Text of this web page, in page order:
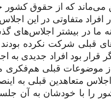
می‌ماند که از حقوق کشور
افراد متفاوتی در این
ما در بیشتر اجلاس‌های
قبلی شرکت نکرده بودند
بود افراد جدیدی به
از موضوعات قبلی هم‌فکری
متعاهدین قبلی به
را با خودشان به آن